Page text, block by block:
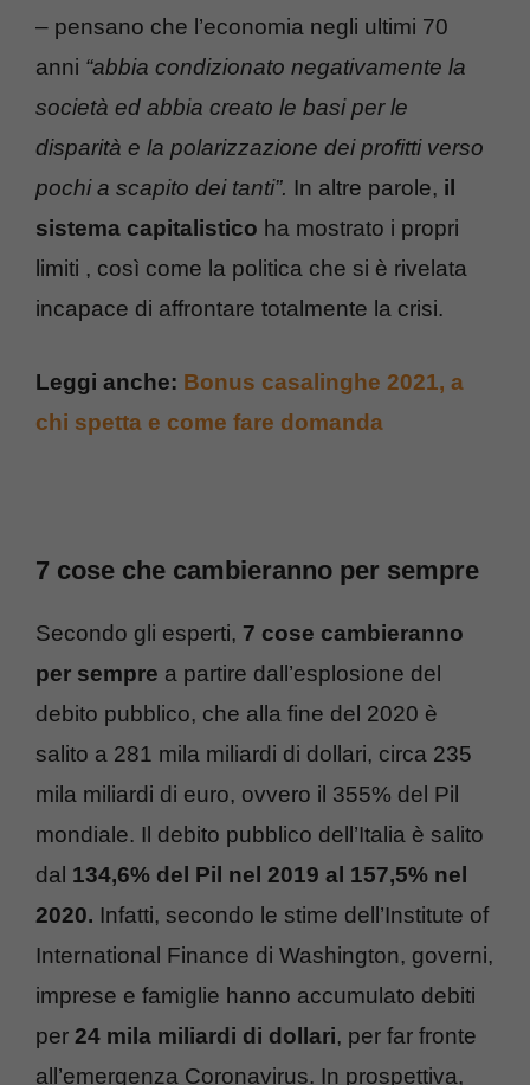
– pensano che l’economia negli ultimi 70
anni “abbia condizionato negativamente la
società ed abbia creato le basi per le
disparità e la polarizzazione dei profitti verso
pochi a scapito dei tanti”. In altre parole, il
sistema capitalistico ha mostrato i propri
limiti , così come la politica che si è rivelata
incapace di affrontare totalmente la crisi.
Leggi anche: Bonus casalinghe 2021, a
chi spetta e come fare domanda
7 cose che cambieranno per sempre
Secondo gli esperti, 7 cose cambieranno
per sempre a partire dall’esplosione del
debito pubblico, che alla fine del 2020 è
salito a 281 mila miliardi di dollari, circa 235
mila miliardi di euro, ovvero il 355% del Pil
mondiale. Il debito pubblico dell’Italia è salito
dal 134,6% del Pil nel 2019 al 157,5% nel
2020. Infatti, secondo le stime dell’Institute of
International Finance di Washington, governi,
imprese e famiglie hanno accumulato debiti
per 24 mila miliardi di dollari, per far fronte
all’emergenza Coronavirus. In prospettiva,